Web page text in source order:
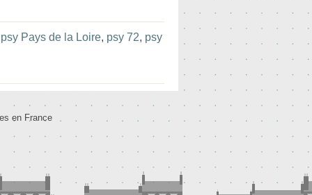
psy Pays de la Loire, psy 72, psy
en France